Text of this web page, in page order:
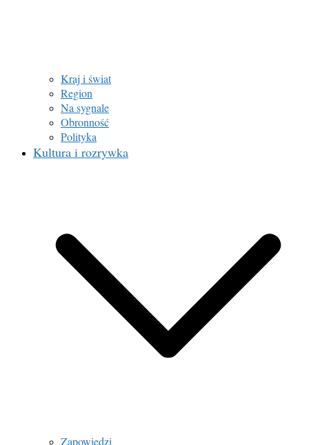
Kraj i świat
Region
Na sygnale
Obronność
Polityka
Kultura i rozrywka
Zapowiedzi